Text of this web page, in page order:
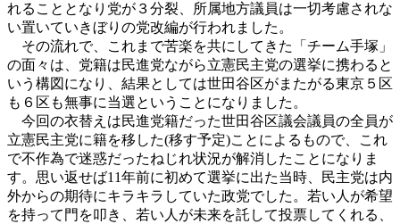
れることとなり党が３分裂、所属地方議員は一切考慮されな
い置いていきぼりの党改編が行われました。
その流れで、これまで苦楽を共にしてきた「チーム手塚」
の面々は、党籍は民進党ながら立憲民主党の選挙に携わると
いう構図になり、結果としては世田谷区がまたがる東京５区
も６区も無事に当選ということになりました。
今回の衣替えは民進党籍だった世田谷区議会議員の全員が
立憲民主党に籍を移した(移す予定)ことによるもので、これ
で不作為で迷惑だったねじれ状況が解消したことになりま
す。思い返せば11年前に初めて選挙に出た当時、民主党は内
外からの期待にキラキラしていた政党でした。若い人が希望
を持って門を叩き、若い人が未来を託して投票してくれる、